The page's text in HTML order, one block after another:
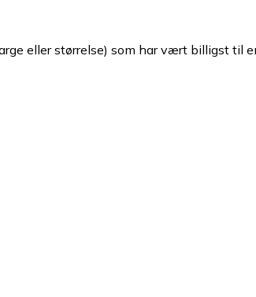
eller størrelse) som har vært billigst til